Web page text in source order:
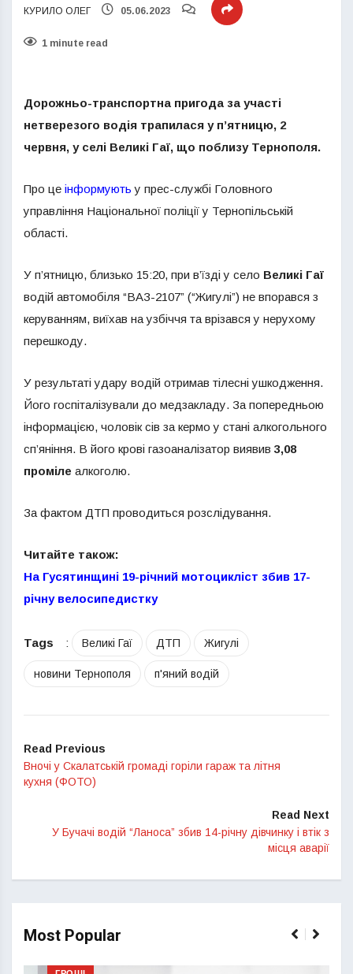
КУРИЛО ОЛЕГ 05.06.2023
1 minute read
Дорожньо-транспортна пригода за участі
нетверезого водія трапилася у п’ятницю, 2
червня, у селі Великі Гаї, що поблизу Тернополя.
Про це інформують у прес-службі Головного
управління Національної поліції у Тернопільській
області.
У п’ятницю, близько 15:20, при в’їзді у село Великі Гаї
водій автомобіля “ВАЗ-2107” (“Жигулі”) не впорався з
керуванням, виїхав на узбіччя та врізався у нерухому
перешкоду.
У результаті удару водій отримав тілесні ушкодження.
Його госпіталізували до медзакладу. За попередньою
інформацією, чоловік сів за кермо у стані алкогольного
сп’яніння. В його крові газоаналізатор виявив 3,08
проміле алкоголю.
За фактом ДТП проводиться розслідування.
Читайте також:
На Гусятинщині 19-річний мотоцикліст збив 17-
річну велосипедистку
Tags : Великі Гаї ДТП Жигулі
новини Тернополя п'яний водій
Read Previous
Вночі у Скалатській громаді горіли гараж та літня
кухня (ФОТО)
Read Next
У Бучачі водій “Ланоса” збив 14-річну дівчинку і втік з
місця аварії
Most Popular